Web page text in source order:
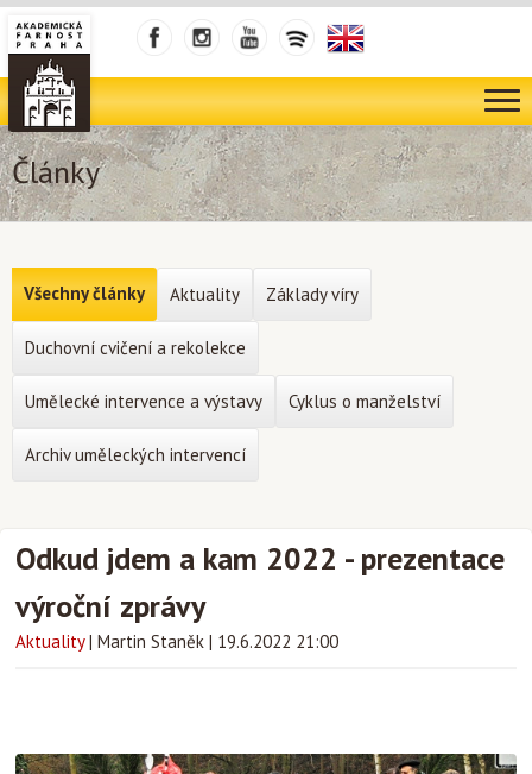
Články
Odkud jdem a kam 2022 - prezentace
výroční zprávy
Aktuality | Martin Staněk | 19.6.2022 21:00
Všechny články Aktuality Základy víry
Duchovní cvičení a rekolekce
Umělecké intervence a výstavy Cyklus o manželství
Archiv uměleckých intervencí